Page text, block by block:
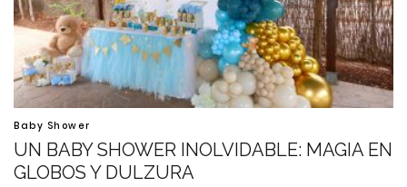
Baby Shower
UN BABY SHOWER INOLVIDABLE: MAGIA EN
GLOBOS Y DULZURA